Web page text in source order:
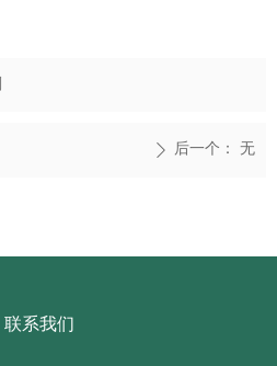
ꄲ 后一个： 无
联系我们